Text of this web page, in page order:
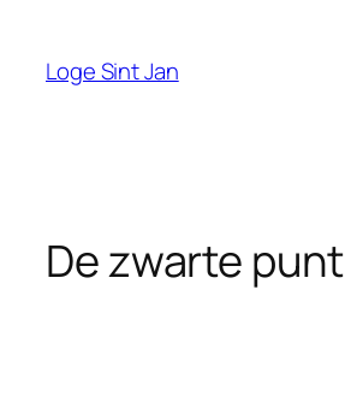
Loge Sint Jan
De zwarte punt